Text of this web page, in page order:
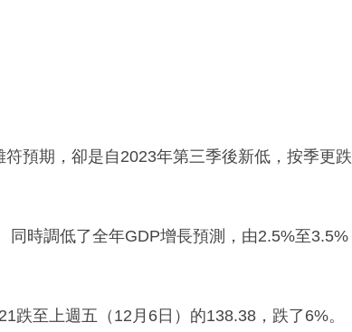
預期，卻是自2023年第三季後新低，按季更跌
時調低了全年GDP增長預測，由2.5%至3.5%
跌至上週五（12月6日）的138.38，跌了6%。